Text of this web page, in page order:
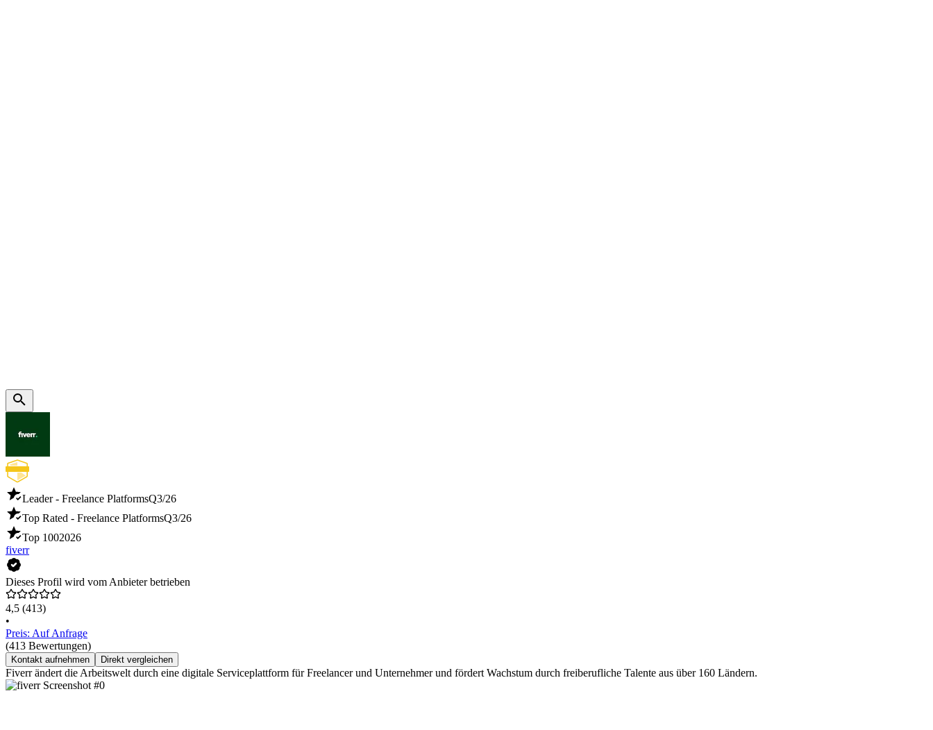
Leader - Freelance PlatformsQ3/26
Top Rated - Freelance PlatformsQ3/26
Top 1002026
fiverr
Dieses Profil wird vom Anbieter betrieben
4,5 (413)
•
Preis: Auf Anfrage
(413 Bewertungen)
Kontakt aufnehmen Direkt vergleichen
Fiverr ändert die Arbeitswelt durch eine digitale Serviceplattform für Freelancer und Unternehmer und fördert Wachstum durch freiberufliche Talente aus über 160 Ländern.